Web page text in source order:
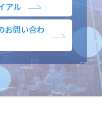
アル
お問い合わ